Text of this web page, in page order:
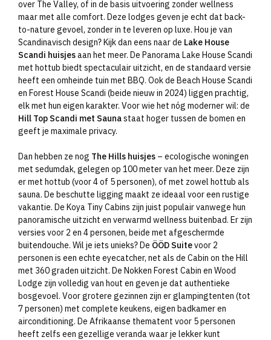
over The Valley, of in de basis uitvoering zonder wellness
maar met alle comfort. Deze lodges geven je echt dat back-
to-nature gevoel, zonder in te leveren op luxe. Hou je van
Scandinavisch design? Kijk dan eens naar de Lake House
Scandi huisjesaan het meer. De Panorama Lake House Scandi
met hottub biedt spectaculair uitzicht, en de standaard versie
heeft een omheinde tuin met BBQ. Ook de Beach House Scandi
en Forest House Scandi (beide nieuw in 2024) liggen prachtig,
elk met hun eigen karakter. Voor wie het nóg moderner wil: de
Hill Top Scandi met Saunastaat hoger tussen de bomen en
geeft je maximale privacy.
Dan hebben ze nog The Hills huisjes – ecologische woningen
met sedumdak, gelegen op 100 meter van het meer. Deze zijn
er met hottub (voor 4 of 5 personen), of met zowel hottub als
sauna. De beschutte ligging maakt ze ideaal voor een rustige
vakantie. De Koya Tiny Cabins zijn juist populair vanwege hun
panoramische uitzicht en verwarmd wellness buitenbad. Er zijn
versies voor 2 en 4 personen, beide met afgeschermde
buitendouche. Wil je iets unieks? De ÖÖD Suitevoor 2
personen is een echte eyecatcher, net als de Cabin on the Hill
met 360 graden uitzicht. De Nokken Forest Cabin en Wood
Lodge zijn volledig van hout en geven je dat authentieke
bosgevoel. Voor grotere gezinnen zijn er glampingtenten (tot
7 personen) met complete keukens, eigen badkamer en
airconditioning. De Afrikaanse thematent voor 5 personen
heeft zelfs een gezellige veranda waar je lekker kunt